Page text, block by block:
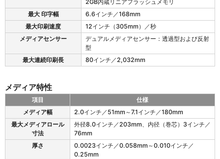
プ
リ
様
2GB内蔵リニアフラッシュメモリ
最大 印字幅
6.6インチ／168mm
最大印刷速度
12インチ（305mm）／秒
メディアセンサー
デュアルメディアセンサー：透過型および反射
型
最大連続印刷長
80インチ／2,032mm
メディア特性
T
項目
仕様
メディア幅
2.0インチ／51mm～7.1インチ／180mm
最大メディアロール
寸法
外径8.0インチ／203mm、内径（巻芯）3インチ／
76mm
厚さ
0.0023インチ／0.058mm～0.010インチ／
0.25mm